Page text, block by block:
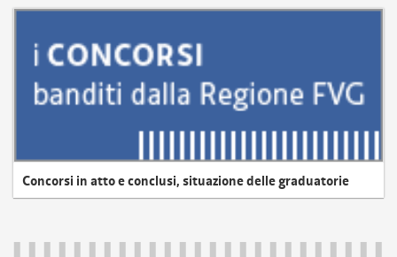
Concorsi in atto e conclusi, situazione delle graduatorie